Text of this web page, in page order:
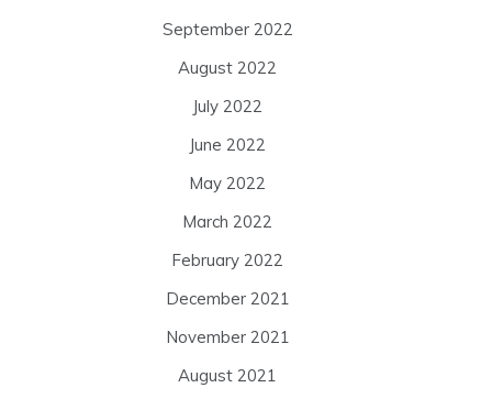
September 2022
August 2022
July 2022
June 2022
May 2022
March 2022
February 2022
December 2021
November 2021
August 2021